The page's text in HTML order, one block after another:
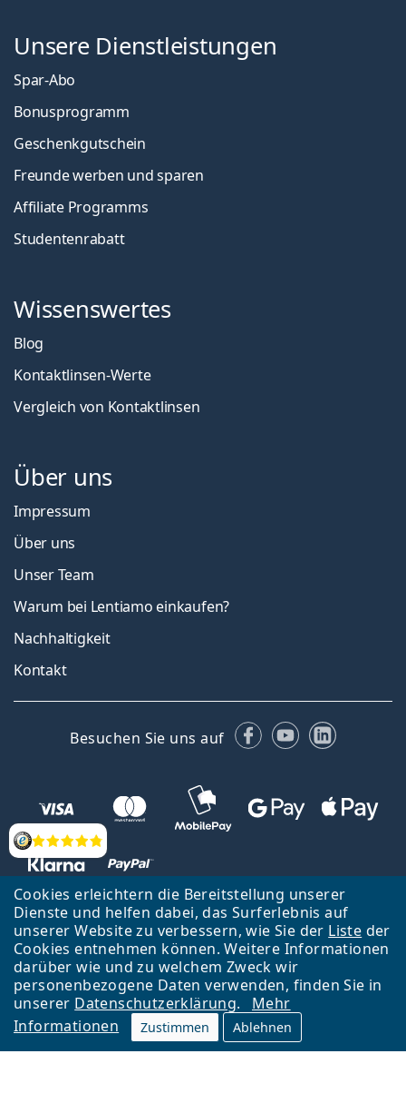
Cookies erleichtern die Bereitstellung unserer
Dienste und helfen dabei, das Surferlebnis auf
unserer Website zu verbessern, wie Sie der Liste der
Cookies entnehmen können. Weitere Informationen
darüber wie und zu welchem Zweck wir
personenbezogene Daten verwenden, finden Sie in
unserer Datenschutzerklärung.
Mehr
Informationen
Zustimmen Ablehnen
Bewertung
Unsere Dienstleistungen
Spar-Abo
Bonusprogramm
Geschenkgutschein
Freunde werben und sparen
Affiliate Programms
Studentenrabatt
Wissenswertes
Blog
Kontaktlinsen-Werte
Vergleich von Kontaktlinsen
Über uns
Impressum
Über uns
Unser Team
Warum bei Lentiamo einkaufen?
Nachhaltigkeit
Kontakt
Besuchen Sie uns auf Facebook
YouTubeLinkedIn
Zurück zur Hauptseite
Nach oben
Lentiamo s.r.o., Tschechien ist Eigentümer und Betreiber des Online-
Shops Lentiamo.de
Seit 18 Jahren sind wir für Sie da.